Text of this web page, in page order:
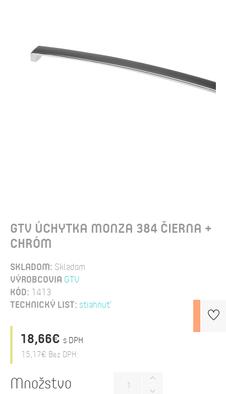
GTV ÚCHYTKA MONZA 384 ČIERNA +
CHRÓM
SKLADOM: Skladom
VÝROBCOVIA GTV
KÓD: 1413
TECHNICKÝ LIST: stiahnuť
18,66€ s DPH
15,17€ Bez DPH:
Množstvo